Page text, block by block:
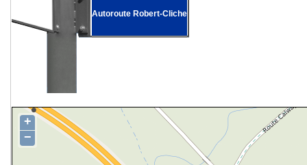
Autoroute Robert-Cliche
+
−